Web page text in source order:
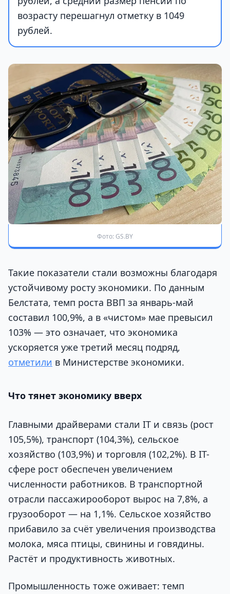
возрасту перешагнул отметку в 1049
рублей.
Фото: GS.BY
Такие показатели стали возможны благодаря
устойчивому росту экономики. По данным
Белстата, темп роста ВВП за январь-май
составил 100,9%, а в «чистом» мае превысил
103% — это означает, что экономика
ускоряется уже третий месяц подряд,
отметили в Министерстве экономики.
Что тянет экономику вверх
Главными драйверами стали IT и связь (рост
105,5%), транспорт (104,3%), сельское
хозяйство (103,9%) и торговля (102,2%). В IT-
сфере рост обеспечен увеличением
численности работников. В транспортной
отрасли пассажирооборот вырос на 7,8%, а
грузооборот — на 1,1%. Сельское хозяйство
прибавило за счёт увеличения производства
молока, мяса птицы, свинины и говядины.
Растёт и продуктивность животных.
Промышленность тоже оживает: темп